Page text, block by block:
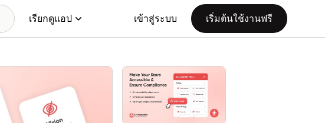
เรียกดูแอป เข้าสู่ระบบ เริ่มต้นใช้งานฟรี